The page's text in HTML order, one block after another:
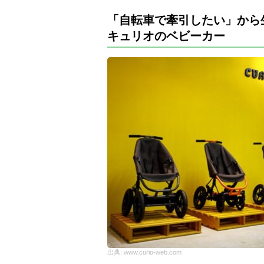
「自転車で牽引したい」か
キュリオのベビーカー
出典: www.curio-web.com